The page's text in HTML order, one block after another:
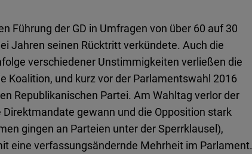
Führung der GD in Umfragen von über 60 auf 30
Jahren seinen Rücktritt verkündete. Auch die
verschiedener Unstimmigkeiten verließen die
Koalition, und kurz vor der Parlamentswahl 2016
Republikanischen Partei. Am Wahltag verlor der
gewann und die Opposition stark
gingen an Parteien unter der Sperrklausel),
eine verfassungsändernde Mehrheit im Parlament.